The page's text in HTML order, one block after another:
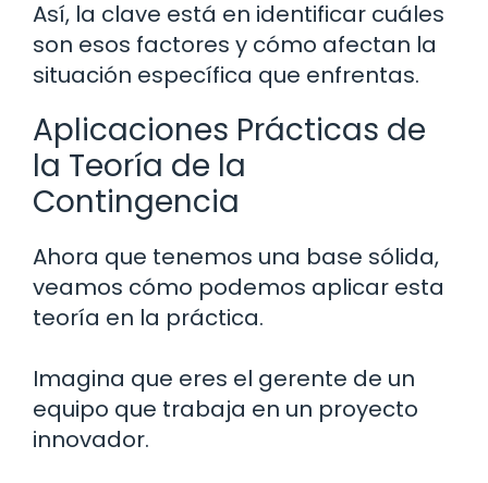
Así, la clave está en identificar cuáles
son esos factores y cómo afectan la
situación específica que enfrentas.
Aplicaciones Prácticas de
la Teoría de la
Contingencia
Ahora que tenemos una base sólida,
veamos cómo podemos aplicar esta
teoría en la práctica.
Imagina que eres el gerente de un
equipo que trabaja en un proyecto
innovador.